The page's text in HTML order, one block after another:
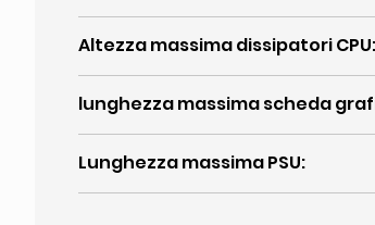
Altezza massima dissipatori CPU:
lunghezza massima scheda
Lunghezza massima PSU: